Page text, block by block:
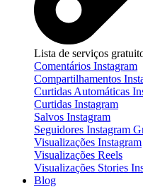
Lista de serviços
Comentários Instagram
Compartilhamentos
Curtidas Automáticas
Curtidas Instagram
Salvos Instagram
Seguidores Instagram
Visualizações Instagram
Visualizações Reels
Visualizações Stories
Blog